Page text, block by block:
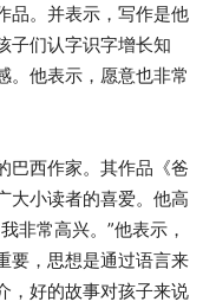
品。并表示，写作是他
子们认字识字增长知
。他表示，愿意也非常
巴西作家。其作品《爸
大小读者的喜爱。他高
非常高兴。”他表示，
要，思想是通过语言来
，好的故事对孩子来说